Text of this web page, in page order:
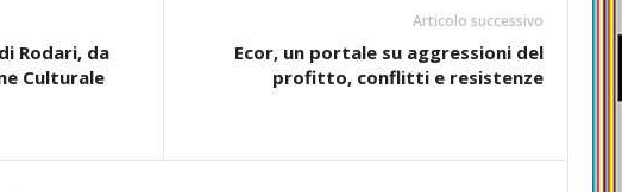
Rodari, da
Culturale
Articolo successivo
Ecor, un portale su aggressioni del
profitto, conflitti e resistenze